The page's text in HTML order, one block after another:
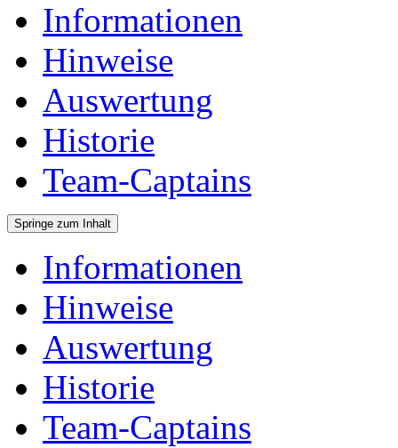
Informationen
Hinweise
Auswertung
Historie
Team-Captains
Springe zum Inhalt
Informationen
Hinweise
Auswertung
Historie
Team-Captains